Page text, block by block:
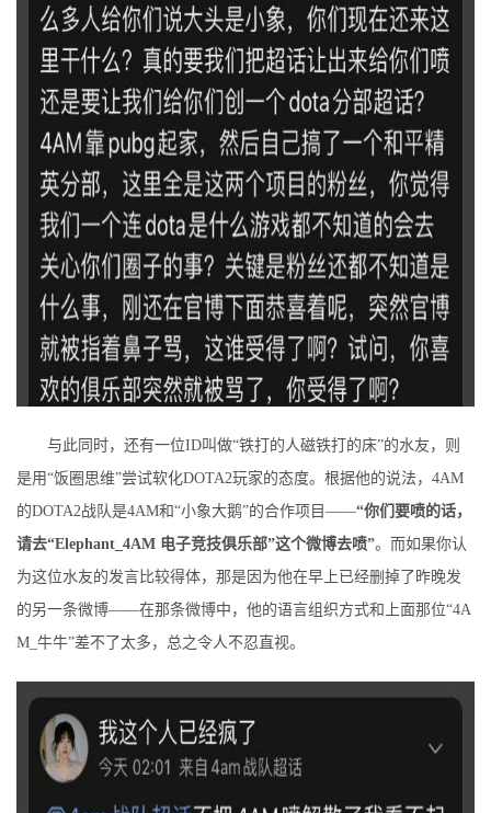
与此同时，还有一位ID叫做“铁打的人磁铁打的床”的水友，则
是用“饭圈思维”尝试软化DOTA2玩家的态度。根据他的说法，4AM
的DOTA2战队是4AM和“小象大鹅”的合作项目——“你们要喷的话，
请去“Elephant_4AM 电子竞技俱乐部”这个微博去喷”。而如果你认
为这位水友的发言比较得体，那是因为他在早上已经删掉了昨晚发
的另一条微博——在那条微博中，他的语言组织方式和上面那位“4A
M_牛牛”差不了太多，总之令人不忍直视。